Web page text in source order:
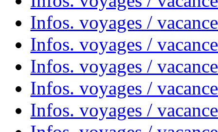
Infos. voyages /
Infos. voyages /
Infos. voyages /
Infos. voyages /
Infos. voyages /